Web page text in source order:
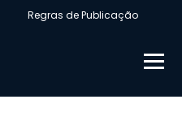
Regras de Publicação